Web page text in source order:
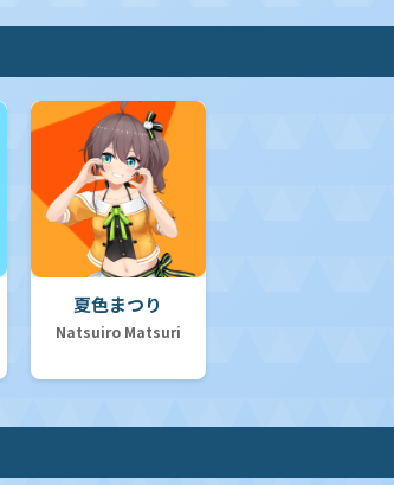
夏色まつり
Natsuiro Matsuri